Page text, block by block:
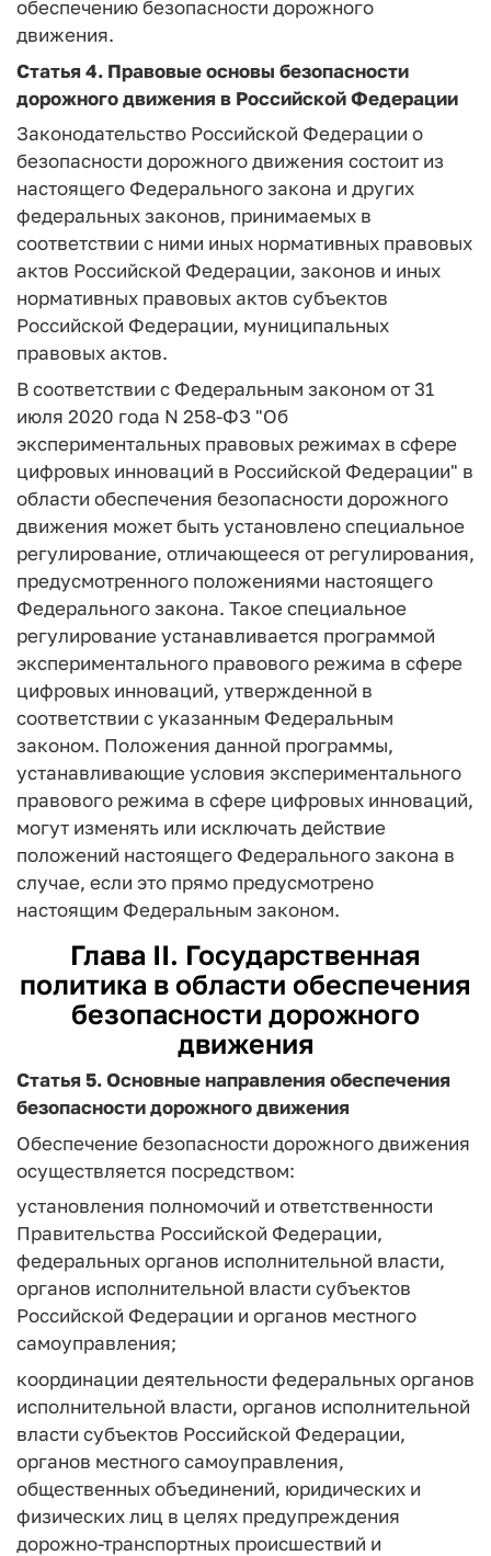
обеспечению безопасности дорожного
движения.
Статья 4. Правовые основы безопасности
дорожного движения в Российской Федерации
Законодательство Российской Федерации о
безопасности дорожного движения состоит из
настоящего Федерального закона и других
федеральных законов, принимаемых в
соответствии с ними иных нормативных правовых
актов Российской Федерации, законов и иных
нормативных правовых актов субъектов
Российской Федерации, муниципальных
правовых актов.
В соответствии c Федеральным законом от 31
июля 2020 года N 258-ФЗ "Об
экспериментальных правовых режимах в сфере
цифровых инноваций в Российской Федерации" в
области обеспечения безопасности дорожного
движения может быть установлено специальное
регулирование, отличающееся от регулирования,
предусмотренного положениями настоящего
Федерального закона. Такое специальное
регулирование устанавливается программой
экспериментального правового режима в сфере
цифровых инноваций, утвержденной в
соответствии с указанным Федеральным
законом. Положения данной программы,
устанавливающие условия экспериментального
правового режима в сфере цифровых инноваций,
могут изменять или исключать действие
положений настоящего Федерального закона в
случае, если это прямо предусмотрено
настоящим Федеральным законом.
Глава II. Государственная
политика в области обеспечения
безопасности дорожного
движения
Статья 5. Основные направления обеспечения
безопасности дорожного движения
Обеспечение безопасности дорожного движения
осуществляется посредством:
установления полномочий и ответственности
Правительства Российской Федерации,
федеральных органов исполнительной власти,
органов исполнительной власти субъектов
Российской Федерации и органов местного
самоуправления;
координации деятельности федеральных органов
исполнительной власти, органов исполнительной
власти субъектов Российской Федерации,
органов местного самоуправления,
общественных объединений, юридических и
физических лиц в целях предупреждения
дорожно-транспортных происшествий и